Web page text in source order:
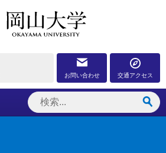
お問い合わせ 交通アクセス